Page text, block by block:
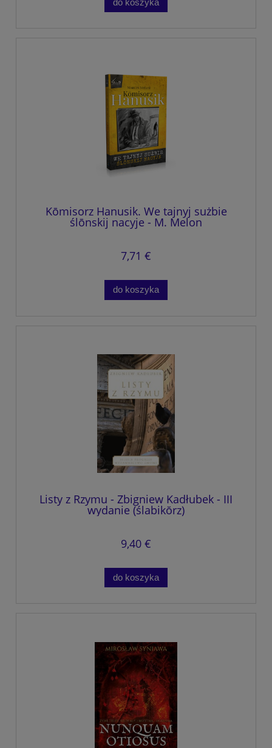
Kōmisorz Hanusik. We tajnyj sużbie
ślōnskij nacyje - M. Melon
7,71 €
do koszyka
Listy z Rzymu - Zbigniew Kadłubek - III
wydanie (ślabikŏrz)
9,40 €
do koszyka